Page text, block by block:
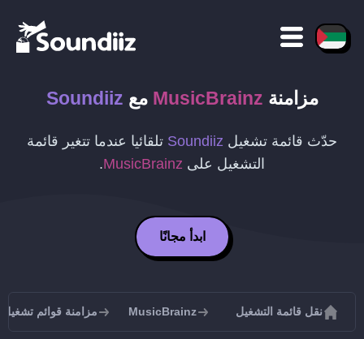
مزامنة MusicBrainz مع Soundiiz
حدّث قائمة تشغيل Soundiiz تلقائيا عندما تتغير قائمة
التشغيل على MusicBrainz
.
ابدأ مجانًا
نقل قائمة التشغيل MusicBrainz مزامنة قوائم تشغيل MusicBrainz